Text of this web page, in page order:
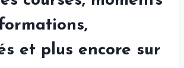
et plus encore sur